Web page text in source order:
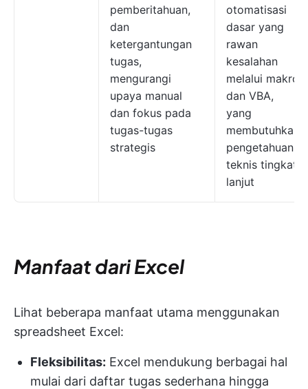
pemberitahuan,
dan
ketergantungan
tugas,
mengurangi
upaya manual
dan fokus pada
tugas-tugas
strategis
otomatisasi
dasar yang
rawan
kesalahan
melalui makro
dan VBA,
yang
membutuhkan
pengetahuan
teknis tingkat
lanjut
Manfaat dari Excel
Lihat beberapa manfaat utama menggunakan
spreadsheet Excel:
Fleksibilitas: Excel mendukung berbagai hal
mulai dari daftar tugas sederhana hingga